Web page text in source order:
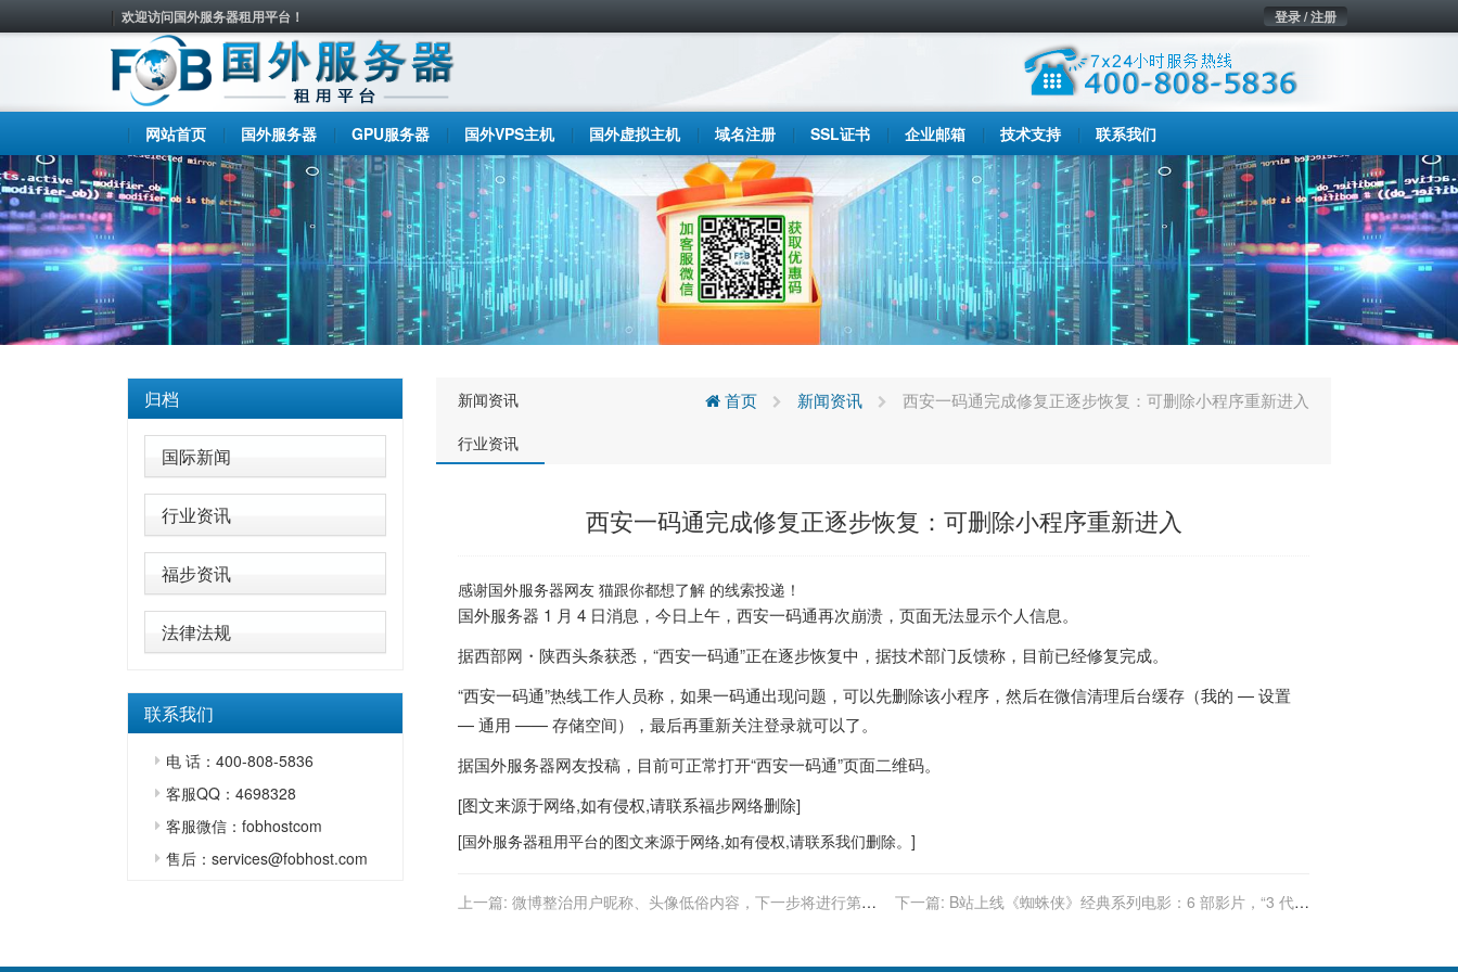
欢迎访问国外服务器租用平台！ 登录 / 注册
网站首页 国外服务器 GPU服务器 国外VPS主机 国外虚拟主机 域名注册 SSL证书 企业邮箱 技术支持 联系我们
归档
国际新闻
行业资讯
福步资讯
法律法规
联系我们
电 话：400-808-5836
客服QQ：4698328
客服微信：fobhostcom
售后：services@fobhost.com
新闻资讯
行业资讯
首页 新闻资讯 西安一码通完成修复正逐步恢复：可删除小程序重新进入
西安一码通完成修复正逐步恢复：可删除小程序重新进入
感谢国外服务器网友 猫跟你都想了解 的线索投递！
国外服务器 1 月 4 日消息，今日上午，西安一码通再次崩溃，页面无法显示个人信息。
据西部网・陕西头条获悉，“西安一码通”正在逐步恢复中，据技术部门反馈称，目前已经修复完成。
“西安一码通”热线工作人员称，如果一码通出现问题， 可以先删除该小程序，然后在微信清理后台缓存（我的 — 设置
— 通用 —— 存储空间），最后再重新关注登录就可以了。
据国外服务器网友投稿，目前可正常打开“西安一码通”页面二维码。
[图文来源于网络,如有侵权,请联系福步网络删除]
[国外服务器租用平台的图文来源于网络,如有侵权,请联系我们删除。]
上一篇: 微博整治用户昵称、头像低俗内容，下一步将进行第二
下一篇: B站上线《蜘蛛侠》经典系列电影：6 部影片，“3 代同